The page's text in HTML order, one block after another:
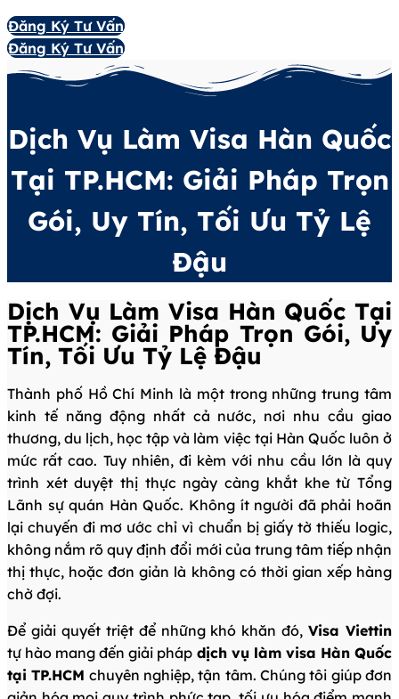
Đăng Ký Tư Vấn
Đăng Ký Tư Vấn
Dịch Vụ Làm Visa Hàn Quốc
Tại TP.HCM: Giải Pháp Trọn
Gói, Uy Tín, Tối Ưu Tỷ Lệ
Đậu
Dịch Vụ Làm Visa Hàn Quốc Tại
TP.HCM: Giải Pháp Trọn Gói, Uy
Tín, Tối Ưu Tỷ Lệ Đậu
Thành phố Hồ Chí Minh là một trong những trung tâm
kinh tế năng động nhất cả nước, nơi nhu cầu giao
thương, du lịch, học tập và làm việc tại Hàn Quốc luôn ở
mức rất cao. Tuy nhiên, đi kèm với nhu cầu lớn là quy
trình xét duyệt thị thực ngày càng khắt khe từ Tổng
Lãnh sự quán Hàn Quốc. Không ít người đã phải hoãn
lại chuyến đi mơ ước chỉ vì chuẩn bị giấy tờ thiếu logic,
không nắm rõ quy định đổi mới của trung tâm tiếp nhận
thị thực, hoặc đơn giản là không có thời gian xếp hàng
chờ đợi.
Để giải quyết triệt để những khó khăn đó,Visa Viettin
tự hào mang đến giải pháp dịch vụ làm visa Hàn Quốc
tại TP.HCM chuyên nghiệp, tận tâm. Chúng tôi giúp đơn